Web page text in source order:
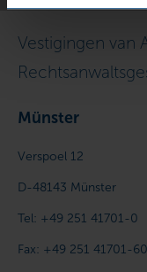
Vestigingen van
Münster
Verspoel 12
D-48143 Münster
Tel: +49 251 41701-0
Fax: +49 251 41701-60